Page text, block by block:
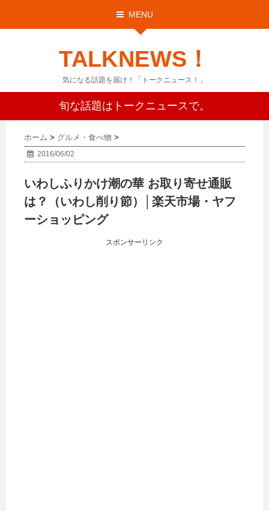
MENU
TALKNEWS！
気になる話題を届け！「トークニュース！」
旬な話題はトークニュースで。
ホーム > グルメ・食べ物 >
2016/06/02
いわしふりかけ潮の華 お取り寄せ通販
は？（いわし削り節）│楽天市場・ヤフ
ーショッピング
スポンサーリンク